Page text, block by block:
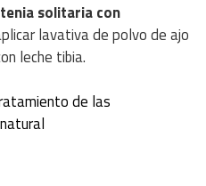
solitaria con
lavativa de polvo de ajo
leche tibia.
de las